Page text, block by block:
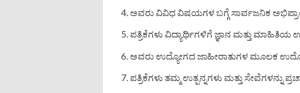
4. ಅವರು ವಿವಿಧ ವಿಷಯಗಳ ಬಗ್ಗೆ ಸಾರ್ವಜನಿಕ
5. ಪತ್ರಿಕೆಗಳು ವಿದ್ಯಾರ್ಥಿಗಳಿಗೆ ಜ್ಞಾನ ಮತ್ತು
6. ಅವರು ಉದ್ಯೋಗದ ಜಾಹೀರಾತುಗಳ ಮೂಲಕ
7. ಪತ್ರಿಕೆಗಳು ತಮ್ಮ ಉತ್ಪನ್ನಗಳು ಮತ್ತು ಸೇವೆಗಳನ್ನು